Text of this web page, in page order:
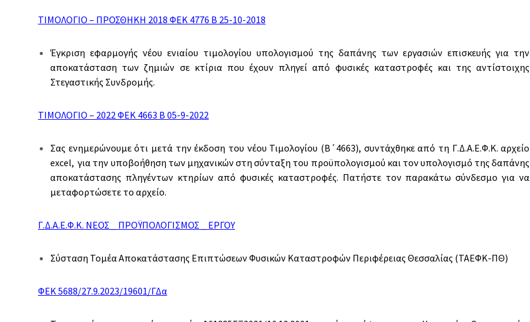
ΤΙΜΟΛΟΓΙΟ – ΠΡΟΣΘΗΚΗ 2018 ΦΕΚ 4776 Β 25-10-2018
Έγκριση εφαρμογής νέου ενιαίου τιμολογίου υπολογισμού της δαπάνης των εργασιών επισκευής για την
αποκατάσταση των ζημιών σε κτίρια που έχουν πληγεί από φυσικές καταστροφές και της αντίστοιχης
Στεγαστικής Συνδρομής.
ΤΙΜΟΛΟΓΙΟ – 2022 ΦΕΚ 4663 Β 05-9-2022
Σας ενημερώνουμε ότι μετά την έκδοση του νέου Τιμολογίου (Β΄4663), συντάχθηκε από τη Γ.Δ.Α.Ε.Φ.Κ. αρχείο
excel, για την υποβοήθηση των μηχανικών στη σύνταξη του προϋπολογισμού και τον υπολογισμό της δαπάνης
αποκατάστασης πληγέντων κτηρίων από φυσικές καταστροφές. Πατήστε τον παρακάτω σύνδεσμο για να
μεταφορτώσετε το αρχείο.
Γ.Δ.Α.Ε.Φ.Κ. ΝΕΟΣ _ ΠΡΟΫΠΟΛΟΓΙΣΜΟΣ _ ΕΡΓΟΥ
Σύσταση Τομέα Αποκατάστασης Επιπτώσεων Φυσικών Καταστροφών Περιφέρειας Θεσσαλίας (ΤΑΕΦΚ-ΠΘ)
ΦΕΚ 5688/27.9.2023/19601/ΓΔα